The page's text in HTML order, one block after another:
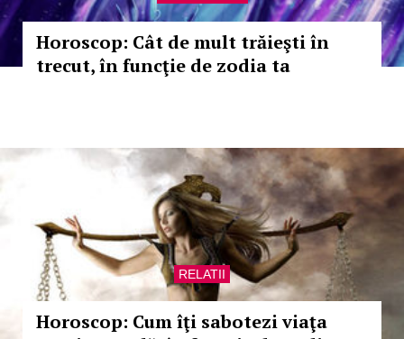
Horoscop: Cât de mult trăieşti în
trecut, în funcţie de zodia ta
RELATII
Horoscop: Cum îţi sabotezi viaţa